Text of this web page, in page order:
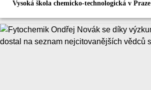
Vysoká škola chemicko-technologická v Praze